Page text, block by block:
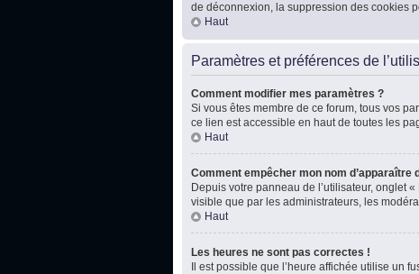
de déconnexion, la suppression des cookies
Haut
Paramètres et préférences de
Comment modifier mes paramètres ?
Si vous êtes membre de ce forum, tous vos
ce lien est accessible en haut de toutes les
Haut
Comment empêcher mon nom
Depuis votre panneau de l’utilisateur, onglet
visible que par les administrateurs, les
Haut
Les heures ne sont pas correctes !
Il est possible que l’heure affichée utilise un